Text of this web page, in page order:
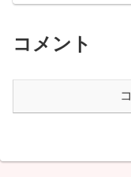
コメント